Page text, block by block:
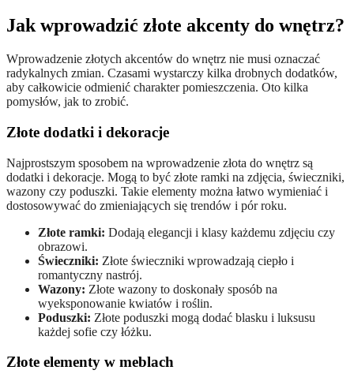
Jak wprowadzić złote akcenty do wnętrz?
Wprowadzenie złotych akcentów do wnętrz nie musi oznaczać
radykalnych zmian. Czasami wystarczy kilka drobnych dodatków,
aby całkowicie odmienić charakter pomieszczenia. Oto kilka
pomysłów, jak to zrobić.
Złote dodatki i dekoracje
Najprostszym sposobem na wprowadzenie złota do wnętrz są
dodatki i dekoracje. Mogą to być złote ramki na zdjęcia, świeczniki,
wazony czy poduszki. Takie elementy można łatwo wymieniać i
dostosowywać do zmieniających się trendów i pór roku.
Złote ramki: Dodają elegancji i klasy każdemu zdjęciu czy
obrazowi.
Świeczniki: Złote świeczniki wprowadzają ciepło i
romantyczny nastrój.
Wazony: Złote wazony to doskonały sposób na
wyeksponowanie kwiatów i roślin.
Poduszki: Złote poduszki mogą dodać blasku i luksusu
każdej sofie czy łóżku.
Złote elementy w meblach